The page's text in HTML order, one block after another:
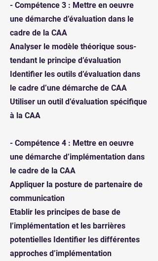
- Compétence 3 : Mettre en oeuvre
une démarche d’évaluation dans le
cadre de la CAA
Analyser le modèle théorique sous-
tendant le principe d’évaluation
Identifier les outils d’évaluation dans
le cadre d’une démarche de CAA
Utiliser un outil d’évaluation spécifique
à la CAA
- Compétence 4 : Mettre en oeuvre
une démarche d’implémentation dans
le cadre de la CAA
Appliquer la posture de partenaire de
communication
Etablir les principes de base de
l’implémentation et les barrières
potentielles Identifier les différentes
approches d’implémentation